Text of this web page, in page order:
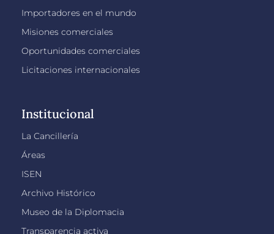
Importadores en el mundo
Misiones comerciales
Oportunidades comerciales
Licitaciones internacionales
Institucional
La Cancillería
Áreas
ISEN
Archivo Histórico
Museo de la Diplomacia
Transparencia activa